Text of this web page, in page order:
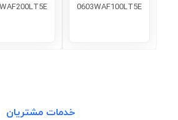
0603WAF100LT5E
خدمات مشتریان